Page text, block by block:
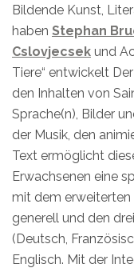
Bildende Kunst,
haben Stephan
Cslovjecsek und
Tiere“ entwickelt
den Inhalten von
Sprache(n), Bilder
der Musik, den
Text ermöglicht
Erwachsenen eine
mit dem erweiterten
generell und den
(Deutsch,
Englisch. Mit der